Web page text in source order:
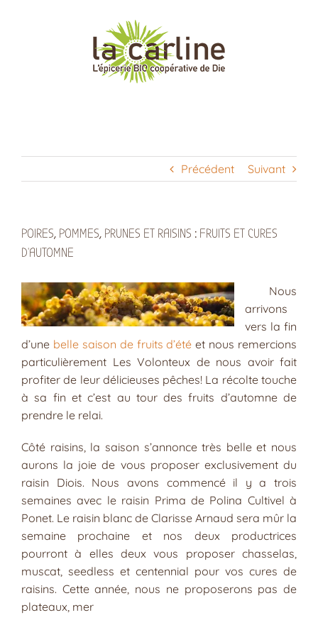
Précédent Suivant
POIRES, POMMES, PRUNES ET RAISINS : FRUITS ET CURES
D’AUTOMNE
Nous
arrivons
vers la fin
d’une belle saison de fruits d’été et nous remercions
particulièrement Les Volonteux de nous avoir fait
profiter de leur délicieuses pêches! La récolte touche
à sa fin et c’est au tour des fruits d’automne de
prendre le relai.
Côté raisins, la saison s’annonce très belle et nous
aurons la joie de vous proposer exclusivement du
raisin Diois. Nous avons commencé il y a trois
semaines avec le raisin Prima de Polina Cultivel à
Ponet. Le raisin blanc de Clarisse Arnaud sera mûr la
semaine prochaine et nos deux productrices
pourront à elles deux vous proposer chasselas,
muscat, seedless et centennial pour vos cures de
raisins. Cette année, nous ne proposerons pas de
plateaux, mer